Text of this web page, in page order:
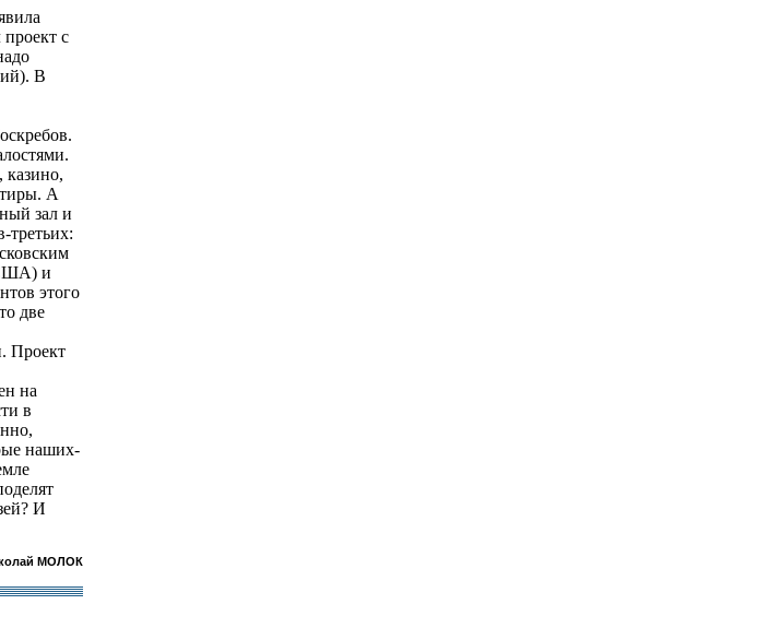
с
В
казино,
А
зал и
третьих:
США) и
этого
две
Проект
на
в
наших-
И
МОЛОК